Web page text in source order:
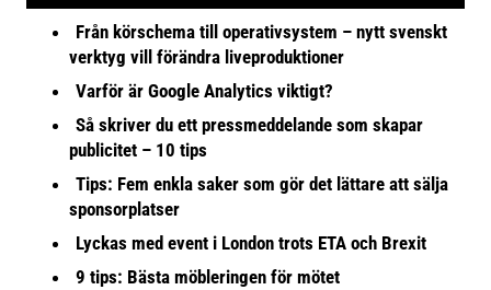
Från körschema till operativsystem – nytt svenskt
verktyg vill förändra liveproduktioner
Varför är Google Analytics viktigt?
Så skriver du ett pressmeddelande som skapar
publicitet – 10 tips
Tips: Fem enkla saker som gör det lättare att sälja
sponsorplatser
Lyckas med event i London trots ETA och Brexit
9 tips: Bästa möbleringen för mötet